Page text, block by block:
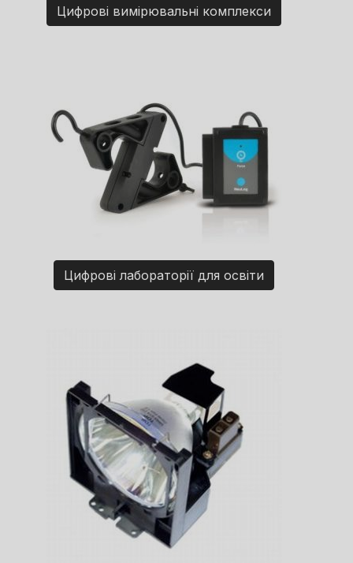
Цифрові вимірювальні комплекси
Цифрові лабораторії для освіти